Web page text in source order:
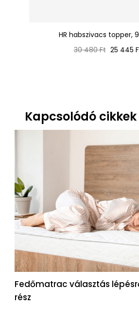
HR habszivacs topper,
Normál
30 480 Ft Ár
25 445
Kapcsolódó
Fedőmatrac választás
rész